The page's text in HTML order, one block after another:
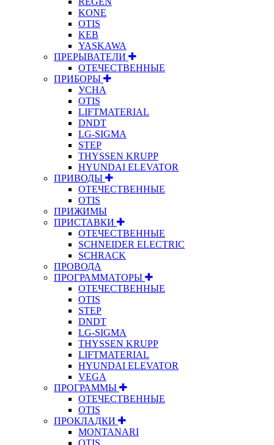
KONE
OTIS
KEB
YASKAWA
ПРЕРЫВАТЕЛИ
ОТЕЧЕСТВЕННЫЕ
ПРИБОРЫ
УСНА
OTIS
LIFTMATERIAL
DNDT
LG-SIGMA
STEP
THYSSEN KRUPP
HYUNDAI ELEVATOR
ПРИВОДЫ
ОТЕЧЕСТВЕННЫЕ
OTIS
ПРИЖИМЫ
ПРИСТАВКИ
ОТЕЧЕСТВЕННЫЕ
SCHNEIDER ELECTRIC
SCHRACK
ПРОВОДА
ПРОГРАММАТОРЫ
ОТЕЧЕСТВЕННЫЕ
OTIS
STEP
DNDT
LG-SIGMA
THYSSEN KRUPP
LIFTMATERIAL
HYUNDAI ELEVATOR
VEGA
ПРОГРАММЫ
ОТЕЧЕСТВЕННЫЕ
OTIS
ПРОКЛАДКИ
MONTANARI
OTIS